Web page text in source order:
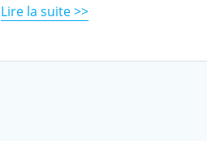
Read more